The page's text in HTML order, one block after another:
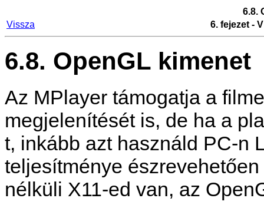
6.8.
Vissza
6. fejezet -
6.8. OpenGL kimenet
Az MPlayer támogatja a
megjelenítését is, de ha a
t, inkább azt használd PC-n
teljesítménye
nélküli X11-ed van, az